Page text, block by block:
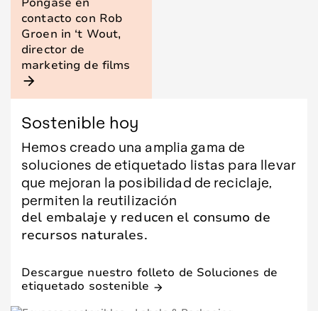
Póngase en
contacto con Rob
Groen in ‘t Wout,
director de
marketing de films
arrow_forward
Sostenible hoy
Hemos creado una amplia gama de
soluciones de etiquetado listas para llevar
que mejoran la posibilidad de reciclaje,
permiten la reutilización
del embalaje y reducen el consumo de
recursos naturales.
Descargue nuestro folleto de Soluciones de
etiquetado sostenible arrow_forward